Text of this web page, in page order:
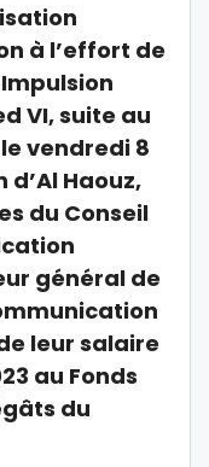
à l’effort de
VI, suite au
vendredi 8
Haouz,
du Conseil
général de
leur salaire
au Fonds
du